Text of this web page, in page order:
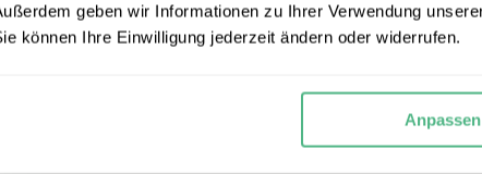
geben wir Informationen zu Ihrer Verwendung
können Ihre Einwilligung jederzeit ändern oder widerrufen.
Anpassen
ZUR